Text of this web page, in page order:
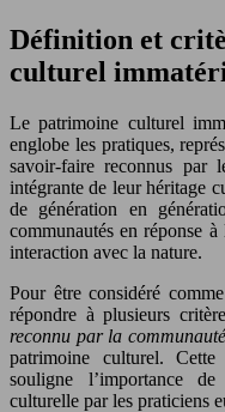
Définition et
culturel
Le patrimoine culturel
englobe les pratiques,
savoir-faire reconnus par
intégrante de leur héritage
de génération en
communautés en réponse
interaction avec la nature.
Pour être considéré
répondre à plusieurs
reconnu par la
patrimoine culturel.
souligne l’importance
culturelle par les praticiens